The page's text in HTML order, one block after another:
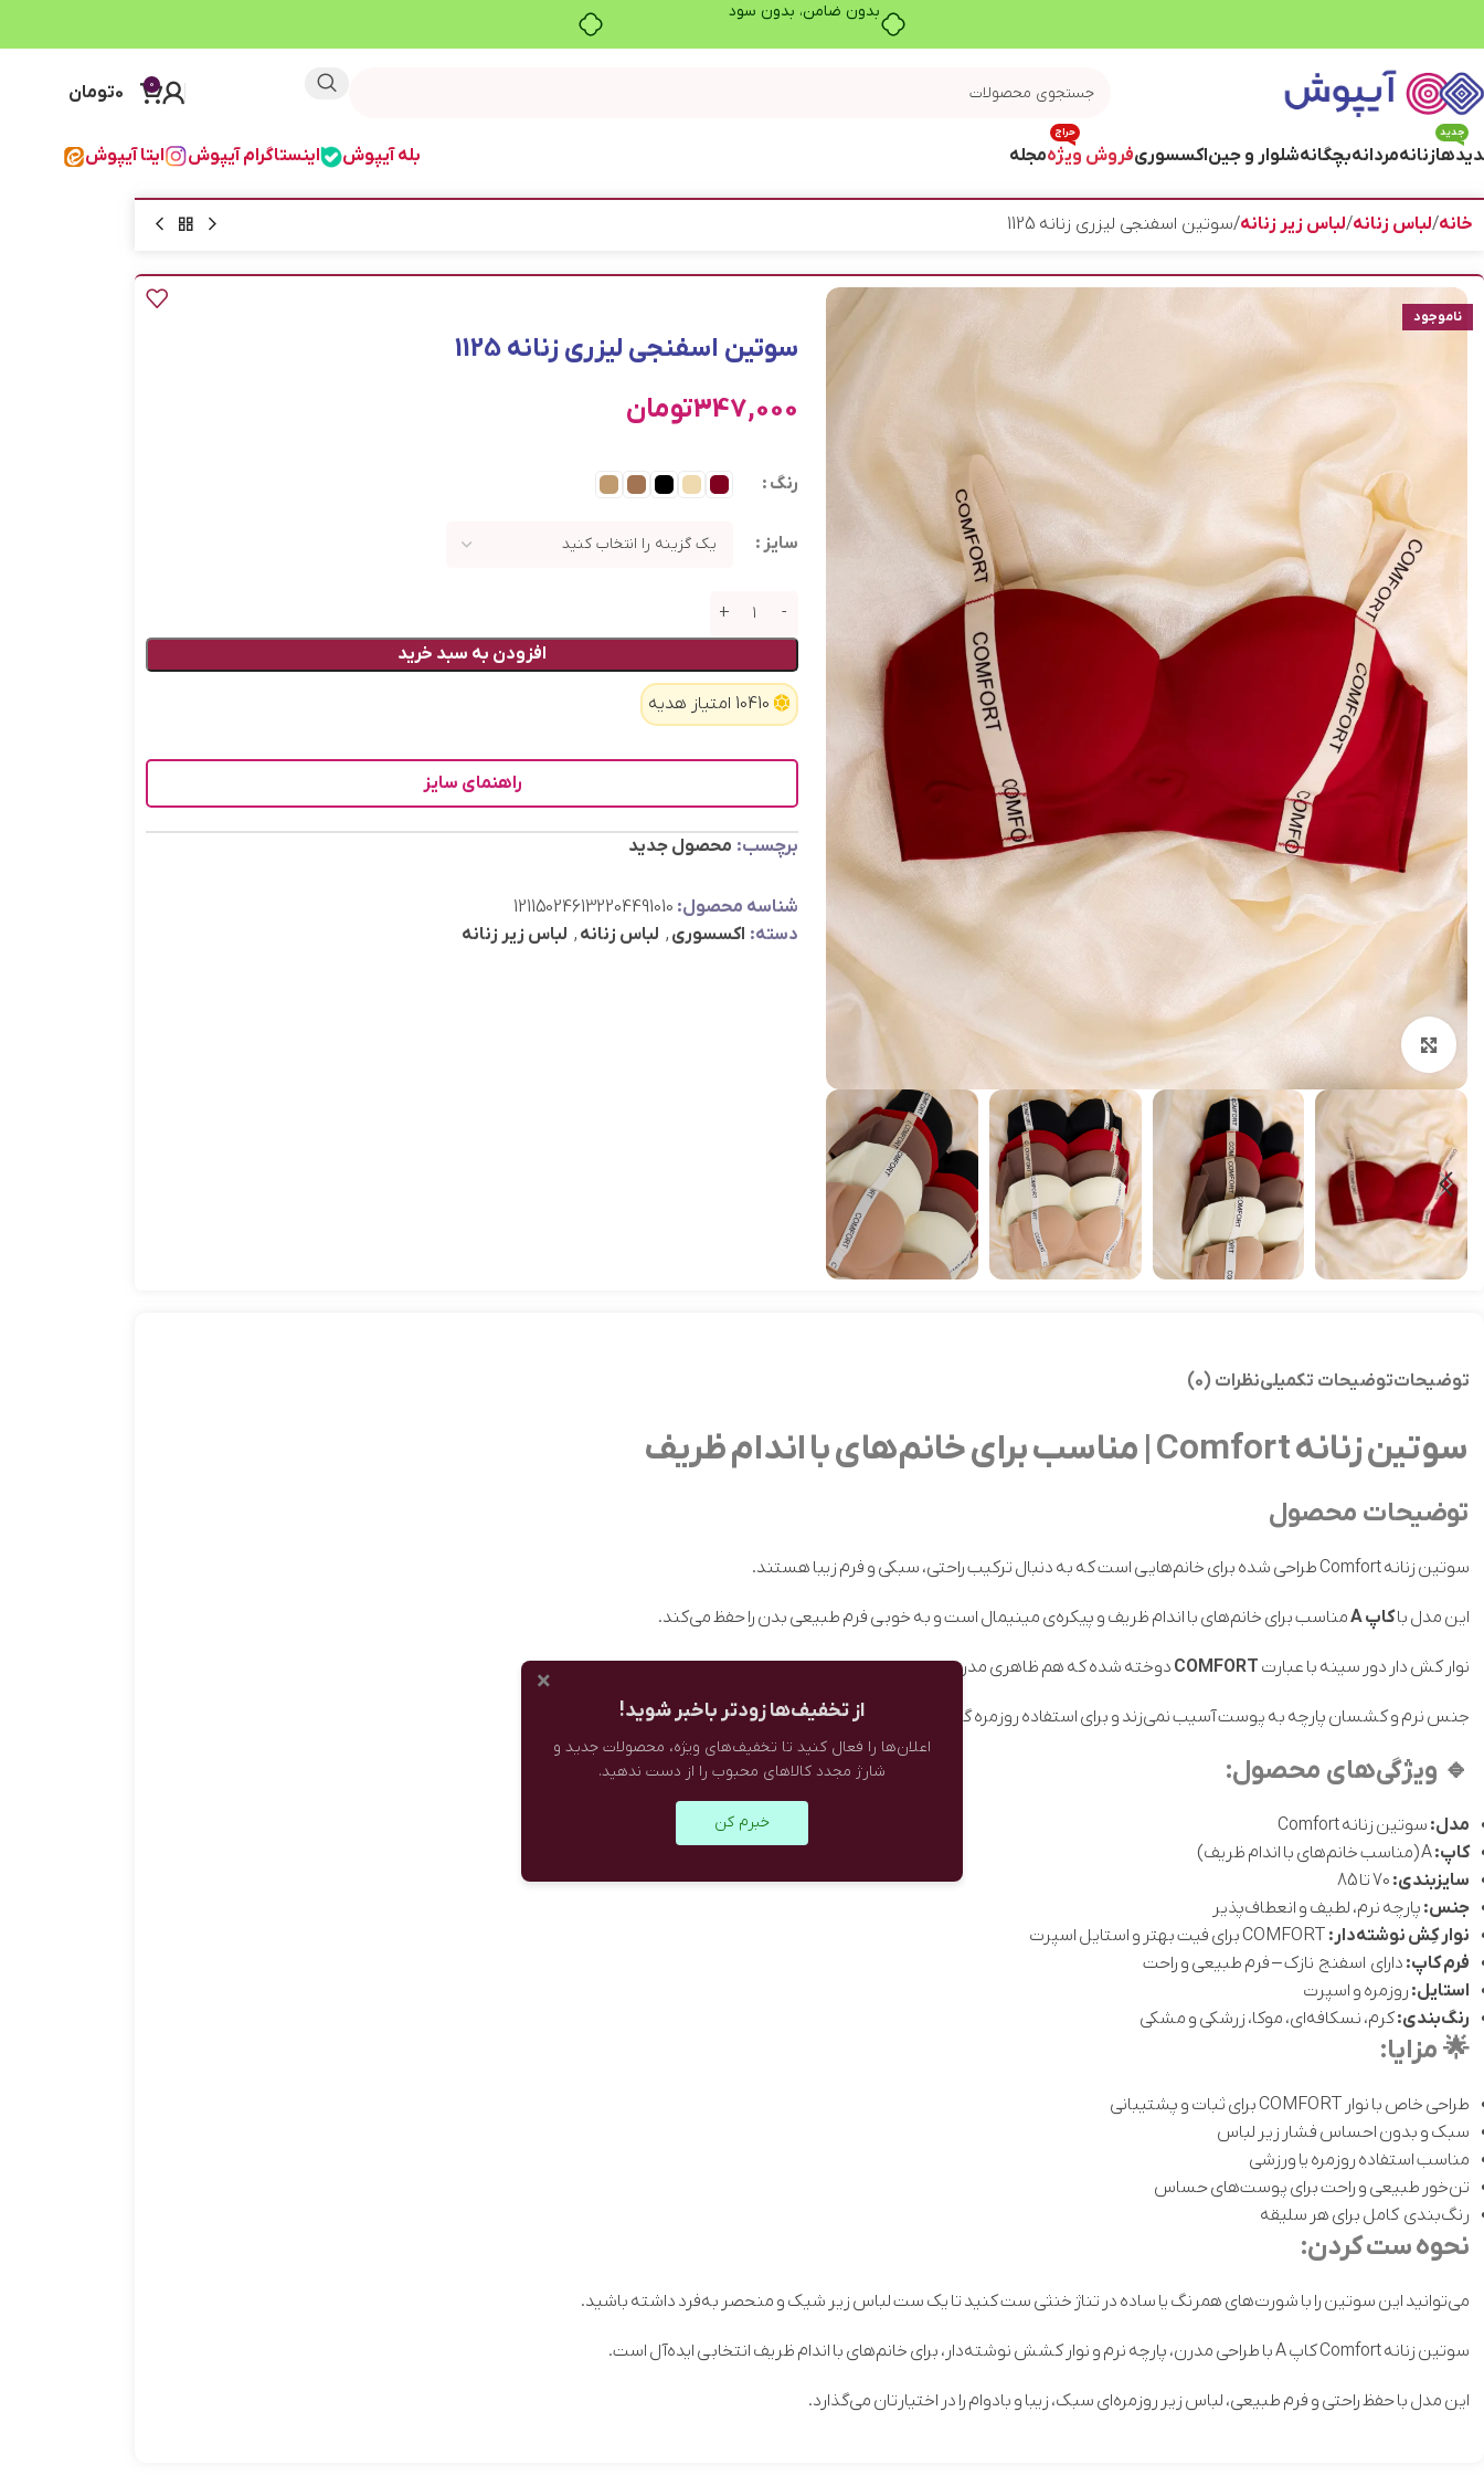
بدون ضامن، بدون سود
0
0تومان
جدید
زنانهمردانهبچگانهشلوار و جیناکسسوریفروش ویژه
حراج
مجله بله آیپوش اینستاگرام آیپوش ایتا آیپوش
خانه لباس زنانه لباس زیر زنانه سوتین اسفنجی لیزری زنانه 1125
ناموجود
سوتین اسفنجی لیزری زنانه 1125
347,000تومان
رنگ
سایز
افزودن به سبد خرید
10410 امتیاز هدیه
راهنمای سایز
برچسب: محصول جدید
شناسه محصول: 121150246132204491010
دسته: اکسسوری , لباس زنانه , لباس زیر زنانه
توضیحاتتوضیحات تکمیلینظرات (0)
سوتین زنانه Comfort | مناسب برای خانم‌های با اندام ظریف
توضیحات محصول
سوتین زنانه Comfort طراحی شده برای خانم‌هایی است که به دنبال ترکیب راحتی، سبکی و فرم زیبا هستند.
این مدل باکاپ A مناسب برای خانم‌های با اندام ظریف و پیکره‌ی مینیمال است و به خوبی فرم طبیعی بدن را حفظ می‌کند.
نوار کش دار دور سینه با عبارت COMFORT دوخته شده که هم ظاهری مدرن به لباس می‌دهد و هم نقش حمایتی دارد.
جنس نرم و کشسان پارچه به پوست آسیب نمی‌زند و برای استفاده روزمره گزینه‌ای راحت و تنفس‌پذیر به شمار می‌آید.
🔹 ویژگی‌های محصول:
مدل: سوتین زنانه Comfort
کاپ:
سایزبندی:
جنس: پارچه نرم، لطیف و انعطاف‌پذیر
نوار کِش نوشته‌دار:
فرم کاپ: دارای اسفنج نازک – فرم طبیعی و راحت
استایل: روزمره و اسپرت
رنگ‌بندی:کرم، نسکافه‌ای، موکا، زرشکی و مشکی
🌟مزایا:
طراحی خاص با نوار COMFORT برای ثبات و پشتیبانی
سبک و بدون احساس فشار زیر لباس
مناسب استفاده روزمره یا ورزشی
تن‌خور طبیعی و راحت برای پوست‌های حساس
رنگ‌بندی کامل برای هر سلیقه
نحوه ست کردن:
می‌توانید این سوتین را با شورت‌های همرنگ یا ساده در تناژ خنثی ست کنید تا یک ست لباس زیر شیک و منحصر به‌فرد داشته باشید.
سوتین زنانه Comfort کاپ A با طراحی مدرن، پارچه نرم و نوار کشش نوشته‌دار، برای خانم‌های با اندام ظریف انتخابی ایده‌آل است.
این مدل با حفظ راحتی و فرم طبیعی، لباس زیر روزمره‌ای سبک، زیبا و بادوام را در اختیارتان می‌گذارد.
×
از تخفیف‌ها زودتر باخبر شوید!
اعلان‌ها را فعال کنید تا تخفیف‌های ویژه، محصولات جدید و
شارژ مجدد کالاهای محبوب را از دست ندهید.
خبرم کن